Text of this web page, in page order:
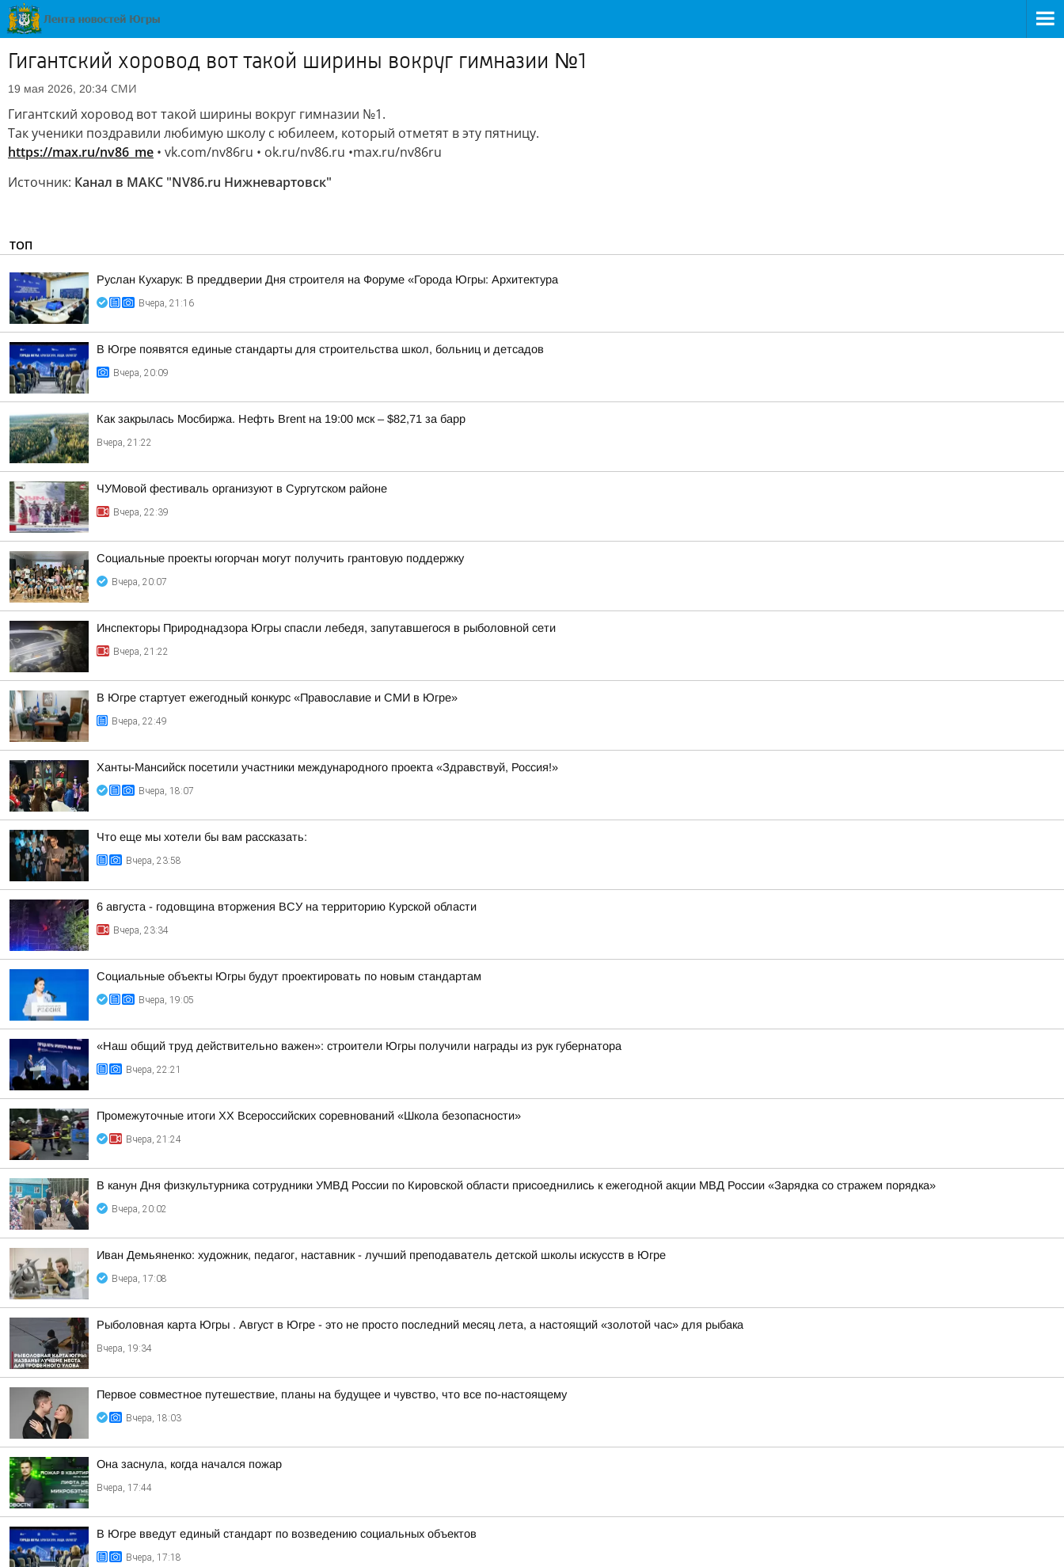
Гигантский хоровод вот такой ширины вокруг гимназии №1
19 мая 2026, 20:34 СМИ
Гигантский хоровод вот такой ширины вокруг гимназии №1.
Так ученики поздравили любимую школу с юбилеем, который отметят в эту пятницу.
https://max.ru/nv86_me • vk.com/nv86ru • ok.ru/nv86.ru •max.ru/nv86ru
Источник: Канал в МАКС "NV86.ru Нижневартовск"
ТОП
Руслан Кухарук: В преддверии Дня строителя на Форуме «Города Югры: Архитектура
Вчера, 21:16
В Югре появятся единые стандарты для строительства школ, больниц и детсадов
Вчера, 20:09
Как закрылась Мосбиржа. Нефть Brent на 19:00 мск – $82,71 за барр
Вчера, 21:22
ЧУМовой фестиваль организуют в Сургутском районе
Вчера, 22:39
Социальные проекты югорчан могут получить грантовую поддержку
Вчера, 20:07
Инспекторы Природнадзора Югры спасли лебедя, запутавшегося в рыболовной сети
Вчера, 21:22
В Югре стартует ежегодный конкурс «Православие и СМИ в Югре»
Вчера, 22:49
Ханты-Мансийск посетили участники международного проекта «Здравствуй, Россия!»
Вчера, 18:07
Что еще мы хотели бы вам рассказать:
Вчера, 23:58
6 августа - годовщина вторжения ВСУ на территорию Курской области
Вчера, 23:34
Социальные объекты Югры будут проектировать по новым стандартам
Вчера, 19:05
«Наш общий труд действительно важен»: строители Югры получили награды из рук губернатора
Вчера, 22:21
Промежуточные итоги XX Всероссийских соревнований «Школа безопасности»
Вчера, 21:24
В канун Дня физкультурника сотрудники УМВД России по Кировской области присоеднились к ежегодной акции МВД России «Зарядка со стражем порядка»
Вчера, 20:02
Иван Демьяненко: художник, педагог, наставник - лучший преподаватель детской школы искусств в Югре
Вчера, 17:08
Рыболовная карта Югры . Август в Югре - это не просто последний месяц лета, а настоящий «золотой час» для рыбака
Вчера, 19:34
Первое совместное путешествие, планы на будущее и чувство, что все по-настоящему
Вчера, 18:03
Она заснула, когда начался пожар
Вчера, 17:44
В Югре введут единый стандарт по возведению социальных объектов
Вчера, 17:18